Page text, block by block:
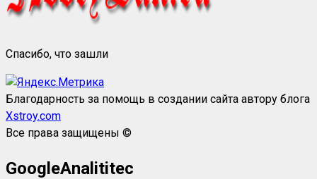
Спасибо, что зашли
Благодарность за помощь в создании сайта автору блога
Xstroy.com
Все права защищены ©
GoogleAnalititec